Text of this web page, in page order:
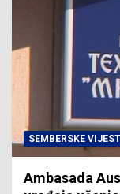
SEMBERSKE
Ambasada